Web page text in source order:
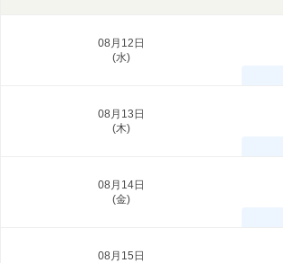
08月12日
(水)
08月13日
(木)
08月14日
(金)
08月15日